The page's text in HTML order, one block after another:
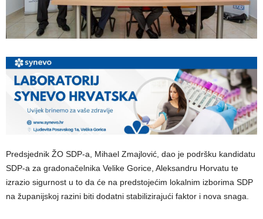
Predsjednik ŽO SDP-a, Mihael Zmajlović, dao je podršku kandidatu
SDP-a za gradonačelnika Velike Gorice, Aleksandru Horvatu te
izrazio sigurnost u to da će na predstojećim lokalnim izborima SDP
na županijskoj razini biti dodatni stabilizirajući faktor i nova snaga.